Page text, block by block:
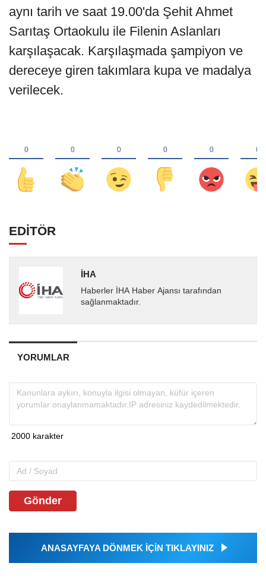
aynı tarih ve saat 19.00'da Şehit Ahmet
Sarıtaş Ortaokulu ile Filenin Aslanları
karşılaşacak. Karşılaşmada şampiyon ve
dereceye giren takımlara kupa ve madalya
verilecek.
EDİTÖR
İHA
Haberler İHA Haber Ajansı tarafından
sağlanmaktadır.
YORUMLAR
Gönder
ANASAYFAYA DÖNMEK İÇİN TIKLAYINIZ